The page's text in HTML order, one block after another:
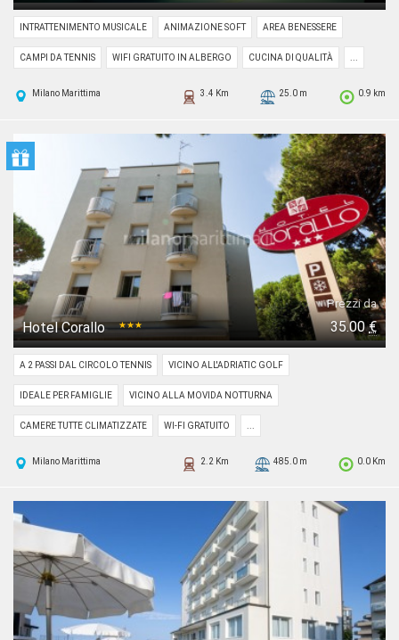
INTRATTENIMENTO MUSICALE ANIMAZIONE SOFT AREA BENESSERE
CAMPI DA TENNIS WIFI GRATUITO IN ALBERGO CUCINA DI QUALITÀ ...
Milano Marittima 0.9 km
25.0 m
3.4 Km
Hotel Corallo ★★★
Prezzi da
35.00€
A 2 PASSI DAL CIRCOLO TENNIS VICINO ALL'ADRIATIC GOLF
IDEALE PER FAMIGLIE VICINO ALLA MOVIDA NOTTURNA
CAMERE TUTTE CLIMATIZZATE WI-FI GRATUITO
Milano Marittima 0.0 Km
485.0 m
2.2 Km